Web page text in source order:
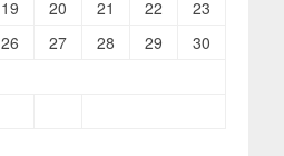
19 20 21 22
23
26 27 28 29
30